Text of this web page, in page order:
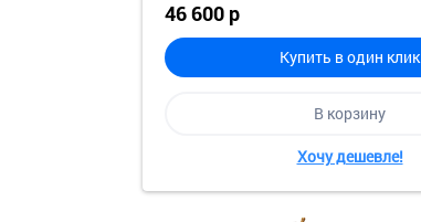
46 600 р
Купить в один клик
В корзину
Хочу дешевле!